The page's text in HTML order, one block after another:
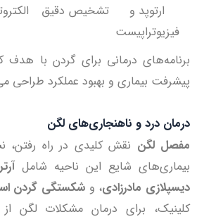
ارتوپد و
فیزیوتراپیست
تشخیص دقیق
برنامه‌های درمانی برای گردن با
پیشرفت بیماری و بهبود عملکرد طراحی
درمان درد و ناهنجاری‌های لگن
مفصل لگن نقش کلیدی در راه رفتن،
بیماری‌های شایع این ناحیه شامل
دیسپلازی مادرزادی، و شکستگی گردن
کلینیک، برای درمان مشکلات لگن